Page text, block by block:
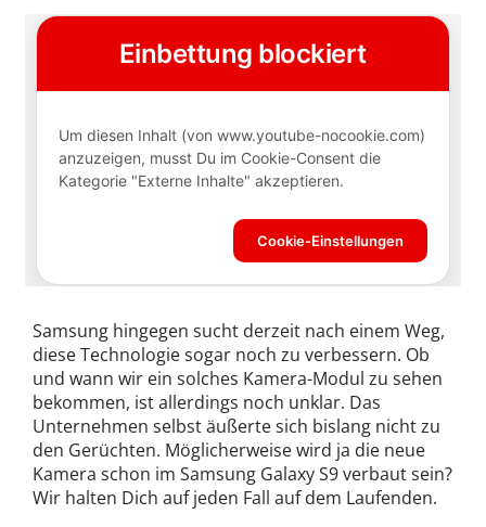
Samsung hingegen sucht derzeit nach einem Weg,
diese Technologie sogar noch zu verbessern. Ob
und wann wir ein solches Kamera-Modul zu sehen
bekommen, ist allerdings noch unklar. Das
Unternehmen selbst äußerte sich bislang nicht zu
den Gerüchten. Möglicherweise wird ja die neue
Kamera schon im Samsung Galaxy S9 verbaut sein?
Wir halten Dich auf jeden Fall auf dem Laufenden.